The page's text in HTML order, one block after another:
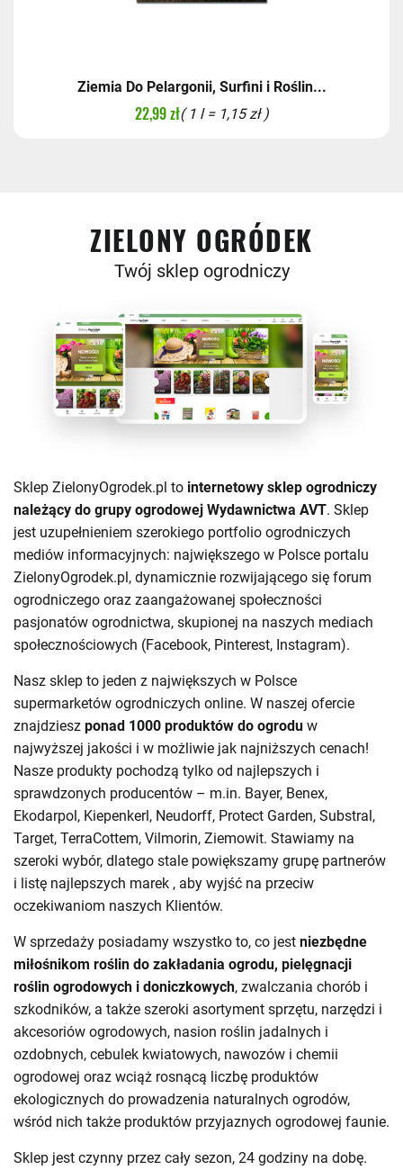
Ziemia Do Pelargonii, Surfini i Roślin...
22,99 zł( 1 l = 1,15 zł )
ZIELONY OGRÓDEK
Twój sklep ogrodniczy
Sklep ZielonyOgrodek.pl to internetowy sklep ogrodniczy
należący do grupy ogrodowej Wydawnictwa AVT. Sklep
jest uzupełnieniem szerokiego portfolio ogrodniczych
mediów informacyjnych: największego w Polsce portalu
ZielonyOgrodek.pl, dynamicznie rozwijającego się forum
ogrodniczego oraz zaangażowanej społeczności
pasjonatów ogrodnictwa, skupionej na naszych mediach
społecznościowych (Facebook, Pinterest, Instagram).
Nasz sklep to jeden z największych w Polsce
supermarketów ogrodniczych online. W naszej ofercie
znajdziesz ponad 1000 produktów do ogrodu w
najwyższej jakości i w możliwie jak najniższych cenach!
Nasze produkty pochodzą tylko od najlepszych i
sprawdzonych producentów – m.in. Bayer, Benex,
Ekodarpol, Kiepenkerl, Neudorff, Protect Garden, Substral,
Target, TerraCottem, Vilmorin, Ziemowit. Stawiamy na
szeroki wybór, dlatego stale powiększamy grupę partnerów
i listę najlepszych marek , aby wyjść na przeciw
oczekiwaniom naszych Klientów.
W sprzedaży posiadamy wszystko to, co jest niezbędne
miłośnikom roślin do zakładania ogrodu, pielęgnacji
roślin ogrodowych i doniczkowych, zwalczania chorób i
szkodników, a także szeroki asortyment sprzętu, narzędzi i
akcesoriów ogrodowych, nasion roślin jadalnych i
ozdobnych, cebulek kwiatowych, nawozów i chemii
ogrodowej oraz wciąż rosnącą liczbę produktów
ekologicznych do prowadzenia naturalnych ogrodów,
wśród nich także produktów przyjaznych ogrodowej faunie.
Sklep jest czynny przez cały sezon, 24 godziny na dobę.